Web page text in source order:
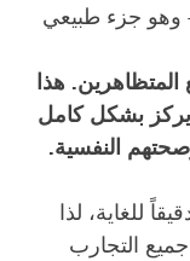
وهو جزء طبيعي
هذا
يركز بشكل كامل
النفسية.
للغاية، لذا
التجارب